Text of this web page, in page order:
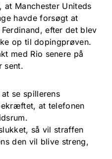
at Manchester Uniteds
havde forsøgt at
efter det blev
op til dopingprøven.
med Rio senere på
sent.
se spillerens
at telefonen
så vil straffen
den vil blive streng,